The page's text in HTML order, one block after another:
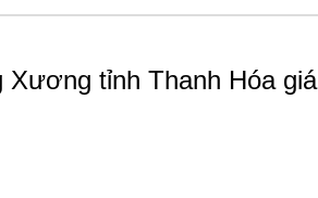
tỉnh Thanh Hóa giá